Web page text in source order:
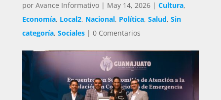
por Avance Informativo| May 14, 2026| Cultura,
Economía, Local2, Nacional, Política, Salud, Sin
categoría, Sociales| 0 Comentarios